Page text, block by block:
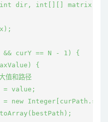
dir, int[][] matrix) {
&& curY == N - 1) {
{
值和路径
= value;
= new